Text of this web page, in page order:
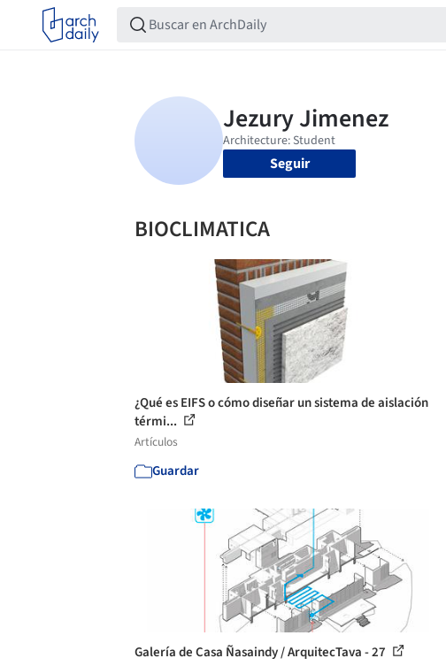
Seguir
BIOCLIMATICA
¿Qué es EIFS o cómo diseñar un sistema de aislación
térmi...
Artículos
Guardar
Galería de Casa Ñasaindy / ArquitecTava - 27